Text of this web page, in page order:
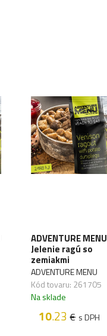
ADVENTURE MENU
Jelenie ragú so
zemiakmi
ADVENTURE MENU
Kód tovaru: 261705
Na sklade
10.23€ s DPH